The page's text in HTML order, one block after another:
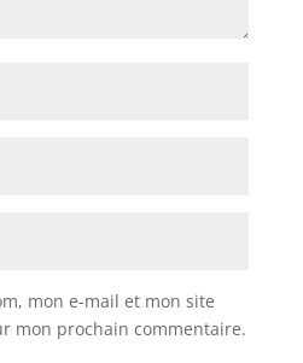
mon e-mail et mon site
mon prochain commentaire.